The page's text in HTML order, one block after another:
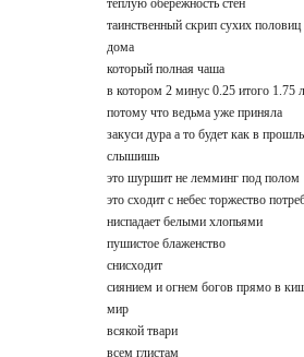
теплую обережность стен
таинственный скрип сухих
дома
который полная чаша
в котором 2 минус 0.25 итого 1.75
потому что ведьма уже приняла
закуси дура а то будет как в
слышишь
это шуршит не лемминг под
это сходит с небес торжество
ниспадает белыми хлопьями
пушистое блаженство
снисходит
сиянием и огнем богов прямо в
мир
всякой твари
всем глистам